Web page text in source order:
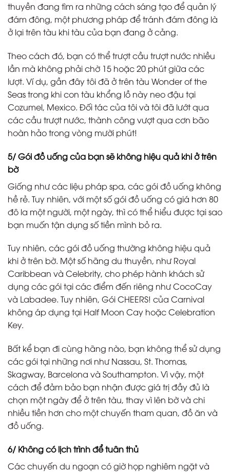
thuyền đang tìm ra những cách sáng tạo để quản lý
đám đông, một phương pháp để tránh đám đông là
ở lại trên tàu khi tàu của bạn đang ở cảng.
Theo cách đó, bạn có thể trượt cầu trượt nước nhiều
lần mà không phải chờ 15 hoặc 20 phút giữa các
lượt. Ví dụ, gần đây tôi đã ở trên tàu Wonder of the
Seas trong khi con tàu khổng lồ này neo đậu tại
Cozumel, Mexico. Đối tác của tôi và tôi đã lướt qua
các cầu trượt nước, thành công vượt qua cơn bão
hoàn hảo trong vòng mười phút!
5/ Gói đồ uống của bạn sẽ không hiệu quả khi ở trên
bờ
Giống như các liệu pháp spa, các gói đồ uống không
hề rẻ. Tuy nhiên, với một số gói đồ uống có giá hơn 80
đô la một người, một ngày, thì có thể hiểu được tại sao
bạn muốn tận dụng số tiền mình bỏ ra.
Tuy nhiên, các gói đồ uống thường không hiệu quả
khi ở trên bờ. Một số hãng du thuyền, như Royal
Caribbean và Celebrity, cho phép hành khách sử
dụng các gói tại các điểm đến riêng như CocoCay
và Labadee. Tuy nhiên, Gói CHEERS! của Carnival
không áp dụng tại Half Moon Cay hoặc Celebration
Key.
Bất kể bạn đi cùng hãng nào, bạn không thể sử dụng
các gói tại những nơi như Nassau, St. Thomas,
Skagway, Barcelona và Southampton. Vì vậy, một
cách để đảm bảo bạn nhận được giá trị đầy đủ là
chọn một ngày để ở trên tàu, thay vì lên bờ và chi
nhiều tiền hơn cho một chuyến tham quan, đồ ăn và
đồ uống.
6/ Không có lịch trình để tuân thủ
Các chuyến du ngoạn có giờ họp nghiêm ngặt và